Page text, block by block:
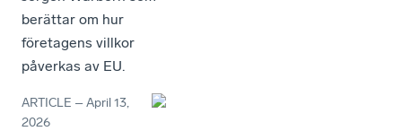
berättar om hur
företagens villkor
påverkas av EU.
ARTICLE –April 13,
2026